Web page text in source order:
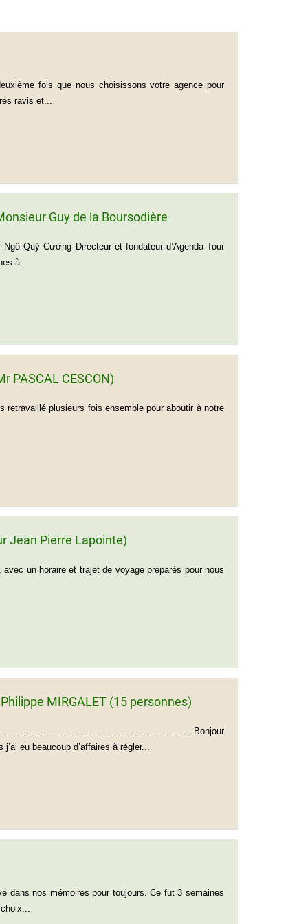
fois que nous choisissons votre agence pour
ravis et...
Guy de la Boursodière
Quý Cường Directeur et fondateur d’Agenda Tour
à...
PASCAL CESCON)
retravaillé plusieurs fois ensemble pour aboutir à notre
Jean Pierre Lapointe)
un horaire et trajet de voyage préparés pour nous
MIRGALET (15 personnes)
France ………………………………………………………….. Bonjour
eu beaucoup d’affaires à régler...
dans nos mémoires pour toujours. Ce fut 3 semaines